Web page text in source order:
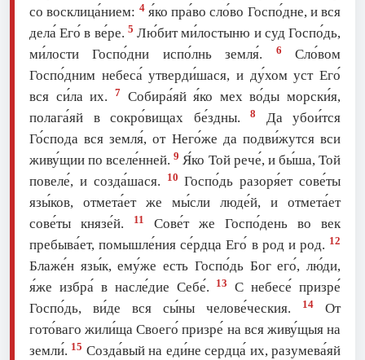
со восклица́нием: 4я́ко пра́во сло́во Госпо́дне, и вся
дела́ Его́ в ве́ре. 5 Лю́бит ми́лостыню и суд Госпо́дь,
ми́лости Госпо́дни испо́лнь земля́.
6
Сло́вом
Госпо́дним небеса́ утверди́шася, и ду́хом уст Его́
вся си́ла их.
7
Собира́яй я́ко мех во́ды морски́я,
полага́яй в сокро́вищах бе́здны.
8
Да убои́тся
Го́спода вся земля́, от Него́же да подви́жутся вси
живу́щии по вселе́нней.9 Я́ко Той рече́, и бы́ша, Той
повеле́, и созда́шася.
10 Госпо́дь разоря́ет сове́ты
язы́ков, отмета́ет же мы́сли люде́й, и отмета́ет
сове́ты князе́й.
11
Сове́т же Госпо́день во век
пребыва́ет, помышле́ния се́рдца Его́ в род и род. 12
Блаже́н язы́к, eму́же есть Госпо́дь Бог eго́, лю́ди,
я́же избра́ в насле́дие Себе́.
13
С небесе́ призре́
Госпо́дь, ви́де вся сы́ны челове́ческия.
14
От
гото́ваго жили́ща Своего́ призре́ на вся живу́щыя на
земли́. 15 Созда́вый на еди́не сердца́ их, разумева́яй